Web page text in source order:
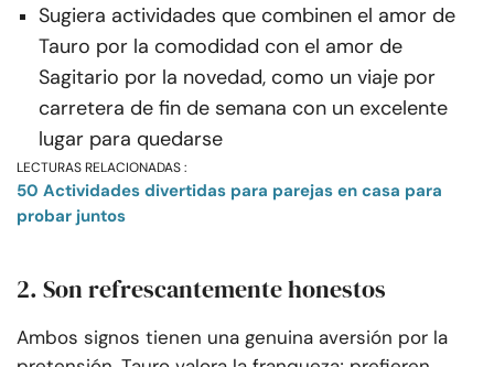
Sugiera actividades que combinen el amor de
Tauro por la comodidad con el amor de
Sagitario por la novedad, como un viaje por
carretera de fin de semana con un excelente
lugar para quedarse
LECTURAS RELACIONADAS :
50 Actividades divertidas para parejas en casa para
probar juntos
2. Son refrescantemente honestos
Ambos signos tienen una genuina aversión por la